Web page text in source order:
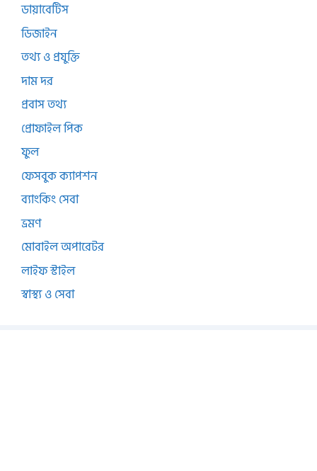
ডায়াবেটিস
ডিজাইন
তথ্য ও প্রযুক্তি
দাম দর
প্রবাস তথ্য
প্রোফাইল পিক
ফুল
ফেসবুক ক্যাপশন
ব্যাংকিং সেবা
ভ্রমণ
মোবাইল অপারেটর
লাইফ স্টাইল
স্বাস্থ্য ও সেবা